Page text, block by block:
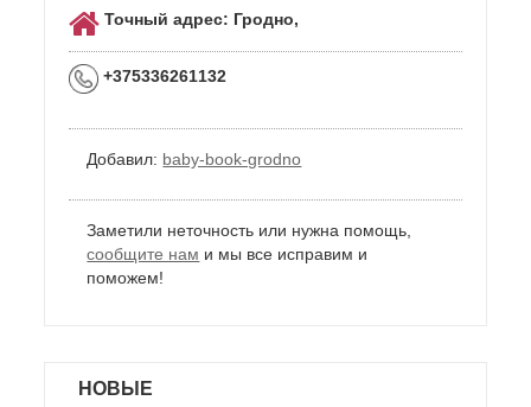
Точный адрес: Гродно,
+375336261132
Добавил: baby-book-grodno
Заметили неточность или нужна помощь,
сообщите нам и мы все исправим и
поможем!
НОВЫЕ